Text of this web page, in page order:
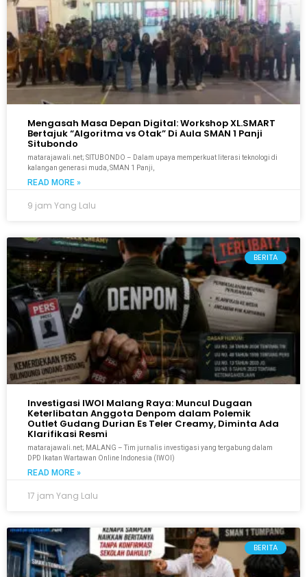
Mengasah Masa Depan Digital: Workshop XL.SMART
Bertajuk “Algoritma vs Otak” Di Aula SMAN 1 Panji
Situbondo
matarajawali.net; SITUBONDO – Dalam upaya memperkuat literasi teknologi di
kalangan generasi muda, SMAN 1 Panji,
READ MORE »
9 jam Yang Lalu
BERITA
Investigasi IWOI Malang Raya: Muncul Dugaan
Keterlibatan Anggota Denpom dalam Polemik
Outlet Gudang Durian Es Teler Creamy, Diminta Ada
Klarifikasi Resmi
matarajawali.net; MALANG – Tim jurnalis investigasi yang tergabung dalam
DPD Ikatan Wartawan Online Indonesia (IWOI)
READ MORE »
17 jam Yang Lalu
BERITA